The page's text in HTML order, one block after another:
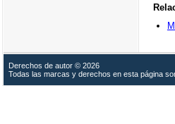
Derechos de autor © 2026
Todas las marcas y derechos en esta página